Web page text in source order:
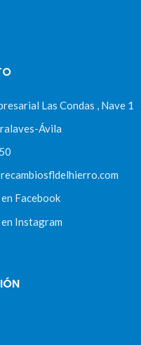
Las Condas , Nave 1
Ávila
Facebook
Instagram